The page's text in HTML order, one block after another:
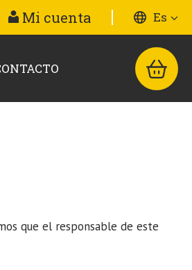
Mi cuenta Es
que el responsable de este